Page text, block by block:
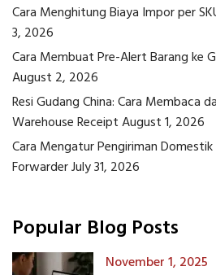
Cara Menghitung Biaya Impor per
3, 2026
Cara Membuat Pre-Alert Barang ke
August 2, 2026
Resi Gudang China: Cara Membaca
Warehouse ReceiptAugust 1, 2026
Cara Mengatur Pengiriman Domestik
ForwarderJuly 31, 2026
Popular Blog Posts
November 1, 2025